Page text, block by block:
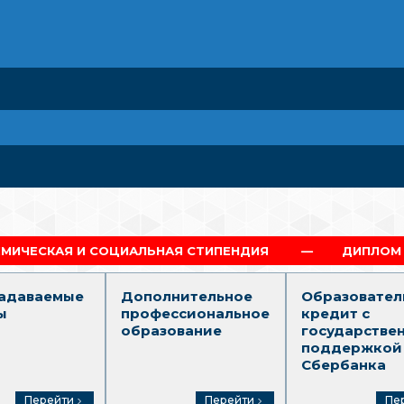
СТИПЕНДИЯ ДИПЛОМ Г.МОСКВА
Перейти
Дополнительное
профессиональное
образование
Перейти
кредит с
поддержкой
Сбербанка